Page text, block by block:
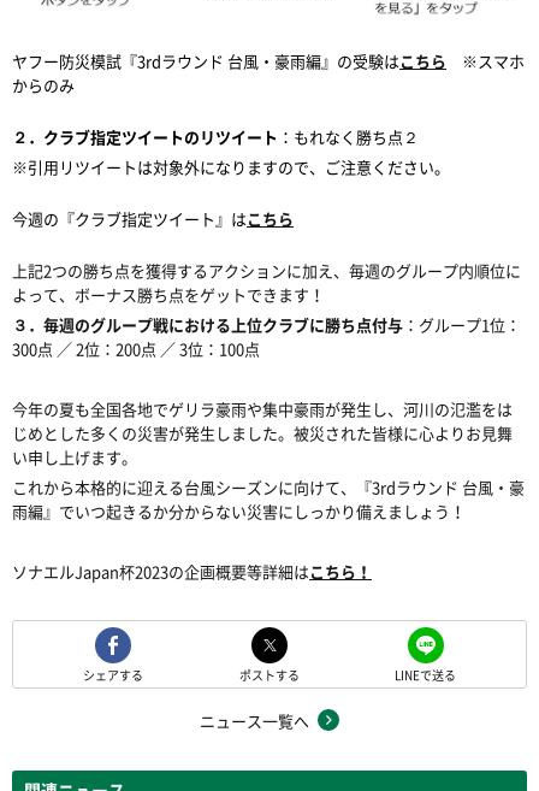
ヤフー防災模試『3rdラウンド 台風・豪雨編』の受験はこちら ※スマホ
からのみ
２．クラブ指定ツイートのリツイート ：もれなく勝ち点２
※引用リツイートは対象外になりますので、ご注意ください。
今週の『クラブ指定ツイート』はこちら
上記2つの勝ち点を獲得するアクションに加え、毎週のグループ内順位に
よって、ボーナス勝ち点をゲットできます！
３． 毎週のグループ戦における上位クラブに勝ち点付与 ：グループ1位：
300点 ／ 2位：200点 ／ 3位：100点
今年の夏も全国各地でゲリラ豪雨や集中豪雨が発生し、河川の氾濫をは
じめとした多くの災害が発生しました。被災された皆様に心よりお見舞
い申し上げます。
これから本格的に迎える台風シーズンに向けて、『3rdラウンド 台風・豪
雨編』でいつ起きるか分からない災害にしっかり備えましょう！
ソナエルJapan杯2023の企画概要等詳細はこちら！
シェアする ポストする LINEで送る
ニュース一覧へ